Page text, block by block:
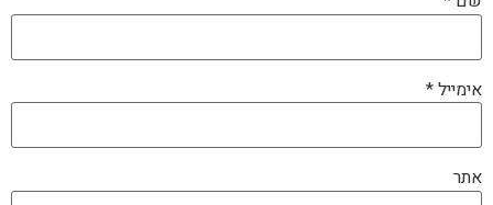
אימייל*
אתר